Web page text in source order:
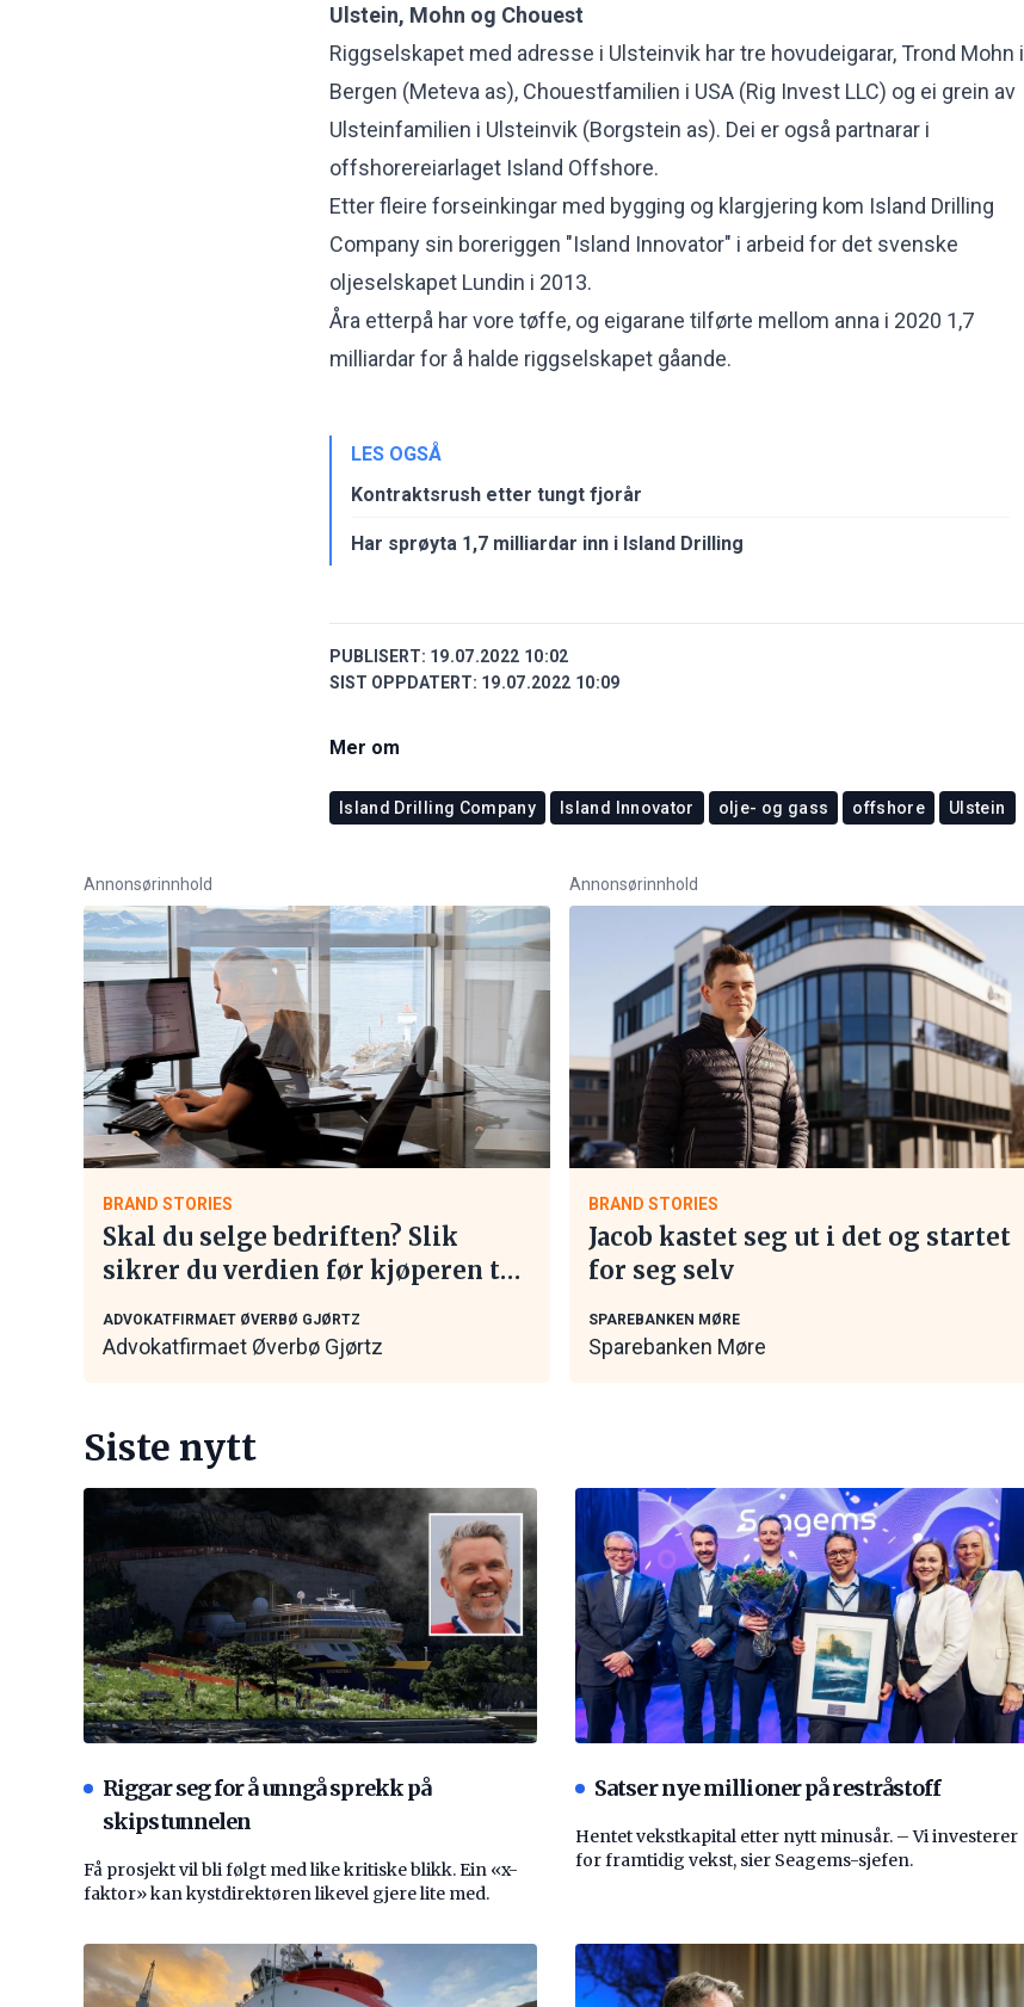
Ulstein, Mohn og Chouest
Riggselskapet med adresse i Ulsteinvik har tre hovudeigarar, Trond Mohn i
Bergen (Meteva as), Chouestfamilien i USA (Rig Invest LLC) og ei grein av
Ulsteinfamilien i Ulsteinvik (Borgstein as). Dei er også partnarar i
offshorereiarlaget Island Offshore.
Etter fleire forseinkingar med bygging og klargjering kom Island Drilling
Company sin boreriggen "Island Innovator" i arbeid for det svenske
oljeselskapet Lundin i 2013.
Åra etterpå har vore tøffe, og eigarane tilførte mellom anna i 2020 1,7
milliardar for å halde riggselskapet gåande.
LES OGSÅ
Kontraktsrush etter tungt fjorår
Har sprøyta 1,7 milliardar inn i Island Drilling
PUBLISERT: 19.07.2022 10:02
SIST OPPDATERT: 19.07.2022 10:09
Mer om
Island Drilling Company Island Innovator olje- og gass offshore Ulstein
Annonsørinnhold
BRAND STORIES
Skal du selge bedriften? Slik
sikrer du verdien før kjøperen tar
ADVOKATFIRMAET ØVERBØ GJØRTZ
Advokatfirmaet Øverbø Gjørtz
Annonsørinnhold
BRAND STORIES
Jacob kastet seg ut i det og startet
for seg selv
SPAREBANKEN MØRE
Sparebanken Møre
Siste nytt
Riggar seg for å unngå sprekk på
skipstunnelen
Få prosjekt vil bli følgt med like kritiske blikk. Ein «x-
faktor» kan kystdirektøren likevel gjere lite med.
Satser nye millioner på restråstoff
Hentet vekstkapital etter nytt minusår. – Vi investerer
for framtidig vekst, sier Seagems-sjefen.